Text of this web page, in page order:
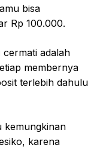
bisa
Rp 100.000.
adalah
membernya
terlebih dahulu
kemungkinan
karena